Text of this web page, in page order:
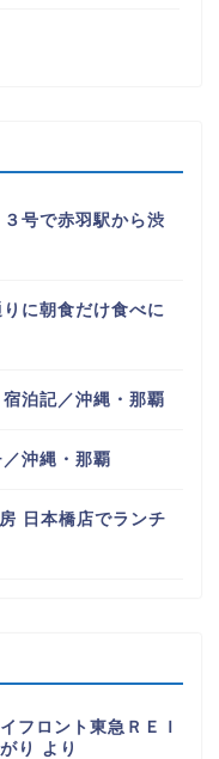
号で赤羽駅から渋
に朝食だけ食べに
泊記／沖縄・那覇
沖縄・那覇
日本橋店でランチ
フロント東急ＲＥＩ
り より